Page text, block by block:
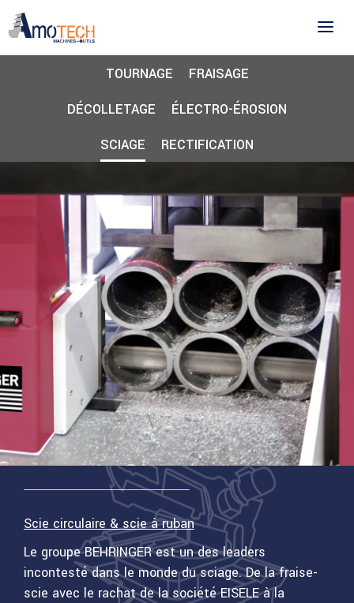
TOURNAGE
FRAISAGE
DÉCOLLETAGE
ÉLECTRO-ÉROSION
SCIAGE
RECTIFICATION
Scie circulaire & scie à ruban
Le groupe BEHRINGER est un des leaders
incontesté dans le monde du sciage. De la fraise-
scie avec le rachat de la société EISELE à la